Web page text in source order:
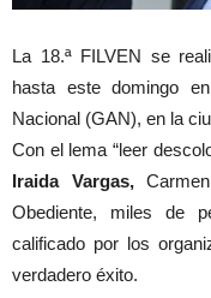
La 18.ª FILVEN se
hasta este domingo
Nacional (GAN), en la
Con el lema “leer
Iraida Vargas,
Obediente, miles de
calificado por los
verdadero éxito.